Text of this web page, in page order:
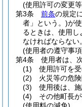
(使用許可の変更
第3条
前条の規定
者」という。)が
るときは、使用
なければならない。
(使用者の遵守事
第4条
使用者は、
(1)
使用許可を
(2)
火災等の危
(3)
使用後は、
(4)
その他町長